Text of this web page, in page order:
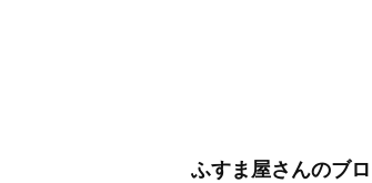
ふすま屋さんのブ